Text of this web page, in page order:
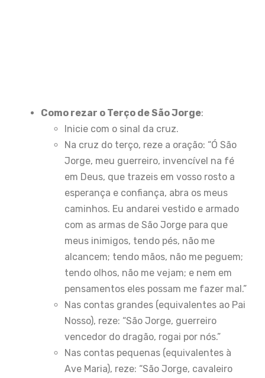
Como rezar o Terço de São Jorge:
Inicie com o sinal da cruz.
Na cruz do terço, reze a oração: “Ó São
Jorge, meu guerreiro, invencível na fé
em Deus, que trazeis em vosso rosto a
esperança e confiança, abra os meus
caminhos. Eu andarei vestido e armado
com as armas de São Jorge para que
meus inimigos, tendo pés, não me
alcancem; tendo mãos, não me peguem;
tendo olhos, não me vejam; e nem em
pensamentos eles possam me fazer mal.”
Nas contas grandes (equivalentes ao Pai
Nosso), reze: “São Jorge, guerreiro
vencedor do dragão, rogai por nós.”
Nas contas pequenas (equivalentes à
Ave Maria), reze: “São Jorge, cavaleiro